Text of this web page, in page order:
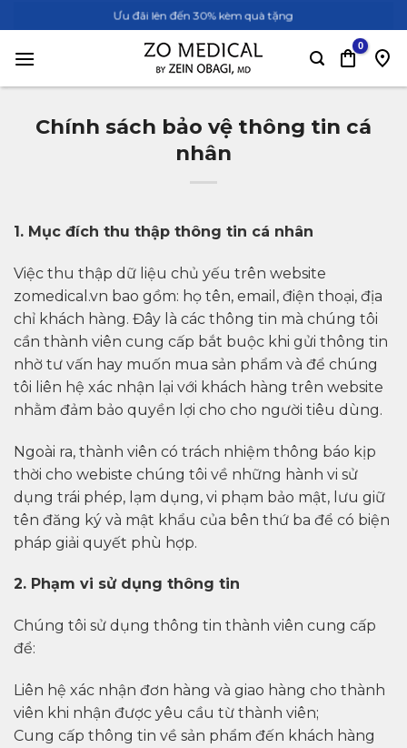
qua
nội
Ưu đãi lên đến 30% kèm quà tặng
Chính sách bảo vệ thông tin cá
nhân
1. Mục đích thu thập thông tin cá nhân
Việc thu thập dữ liệu chủ yếu trên website
zomedical.vn bao gồm: họ tên, email, điện thoại, địa
chỉ khách hàng. Đây là các thông tin mà chúng tôi
cần thành viên cung cấp bắt buộc khi gửi thông tin
nhờ tư vấn hay muốn mua sản phẩm và để chúng
tôi liên hệ xác nhận lại với khách hàng trên website
nhằm đảm bảo quyền lợi cho cho người tiêu dùng.
Ngoài ra, thành viên có trách nhiệm thông báo kịp
thời cho webiste chúng tôi về những hành vi sử
dụng trái phép, lạm dụng, vi phạm bảo mật, lưu giữ
tên đăng ký và mật khẩu của bên thứ ba để có biện
pháp giải quyết phù hợp.
2. Phạm vi sử dụng thông tin
Chúng tôi sử dụng thông tin thành viên cung cấp
để:
Liên hệ xác nhận đơn hàng và giao hàng cho thành
viên khi nhận được yêu cầu từ thành viên;
Cung cấp thông tin về sản phẩm đến khách hàng